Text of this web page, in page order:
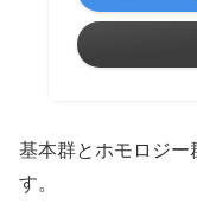
基本群とホモロジー
す。